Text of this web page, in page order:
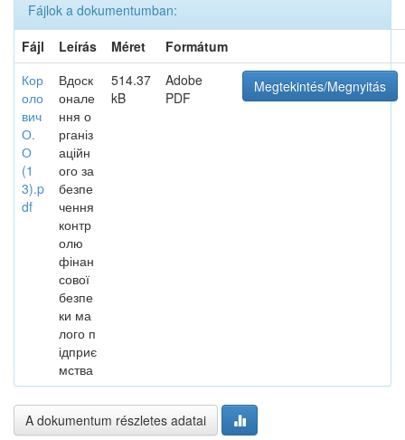
Fájlok a dokumentumban:
Fájl
Leírás Méret
Formátum
Кор
оло
вич
О.
О
(1
3).p
df
Вдоск
онале
ння о
рганіз
аційн
ого за
безпе
чення
контр
олю
фінан
сової
безпе
ки ма
лого п
ідприє
мства
514.37
kB
Adobe
PDF
Megtekintés/Megnyitás
A dokumentum részletes adatai